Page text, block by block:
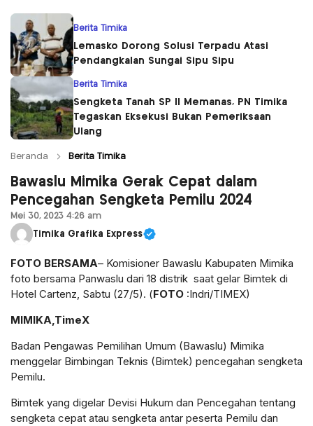
Berita Timika
Lemasko Dorong Solusi Terpadu Atasi
Pendangkalan Sungai Sipu Sipu
Berita Timika
Sengketa Tanah SP II Memanas, PN Timika
Tegaskan Eksekusi Bukan Pemeriksaan
Ulang
Beranda Berita Timika
Bawaslu Mimika Gerak Cepat dalam
Pencegahan Sengketa Pemilu 2024
Mei 30, 2023 4:26 am
Timika Grafika Express
FOTO BERSAMA– Komisioner Bawaslu Kabupaten Mimika
foto bersama Panwaslu dari 18 distrik saat gelar Bimtek di
Hotel Cartenz, Sabtu (27/5). (FOTO :Indri/TIMEX)
MIMIKA,TimeX
Badan Pengawas Pemilihan Umum (Bawaslu) Mimika
menggelar Bimbingan Teknis (Bimtek) pencegahan sengketa
Pemilu.
Bimtek yang digelar Devisi Hukum dan Pencegahan tentang
sengketa cepat atau sengketa antar peserta Pemilu dan